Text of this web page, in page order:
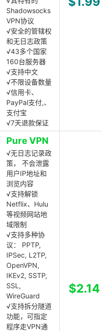
Shadowsocks
VPN协议
√安全的管辖权
和无日志政策
√43多个国家
160台服务器
√支持中文
√不限设备数量
√信用卡、
PayPal支付,、
支付宝
√7天退款保证
Pure VPN
√无日志记录政
策， 不会泄露
用户IP地址和
浏览内容
√支持解锁
Netflix、Hulu
等视频网站地
域限制
√支持多种协
议： PPTP,
IPSec, L2TP,
OpenVPN,
IKEv2, SSTP,
SSL,
WireGuard
√支持拆分隧道
功能，可指定
程序走VPN通
$2.14